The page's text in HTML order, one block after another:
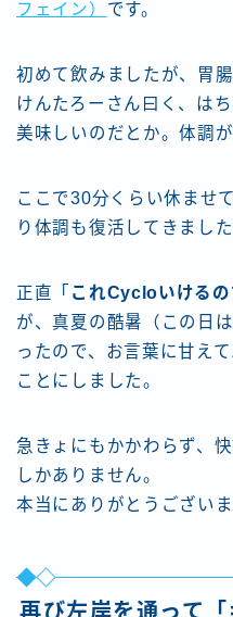
フェイン） です。
初めて飲みましたが、胃
けんたろーさん曰く、は
美味しいのだとか。体調
ここで30分くらい休ませ
り体調も復活してきました
正直「 これCycloいけるの
が、真夏の酷暑（この日
ったので、お言葉に甘え
ことにしました。
急きょにもかかわらず、
しかありません。
本当にありがとうございま
再び左岸を通って